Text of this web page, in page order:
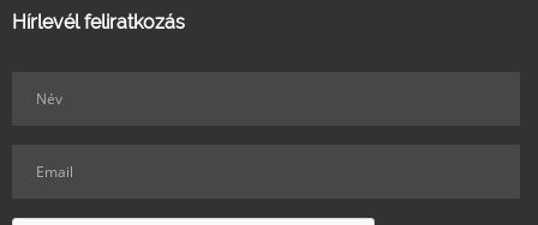
Hírlevél feliratkozás